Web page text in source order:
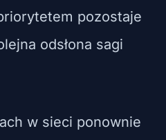
pozostaje
odsłona sagi
w sieci ponownie